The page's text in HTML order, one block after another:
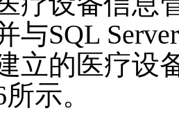
与SQL
立的医疗设
示。